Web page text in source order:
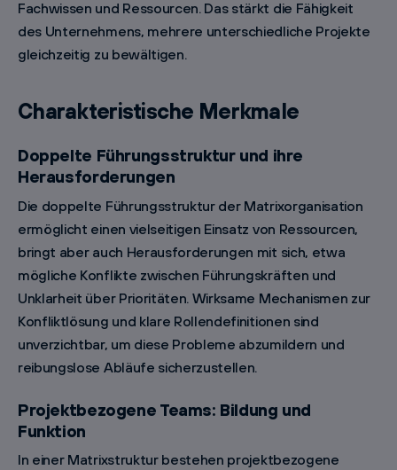
Fachwissen und Ressourcen. Das stärkt die Fähigkeit
des Unternehmens, mehrere unterschiedliche Projekte
gleichzeitig zu bewältigen.
Charakteristische Merkmale
Doppelte Führungsstruktur und ihre
Herausforderungen
Die doppelte Führungsstruktur der Matrixorganisation
ermöglicht einen vielseitigen Einsatz von Ressourcen,
bringt aber auch Herausforderungen mit sich, etwa
mögliche Konflikte zwischen Führungskräften und
Unklarheit über Prioritäten. Wirksame Mechanismen zur
Konfliktlösung und klare Rollendefinitionen sind
unverzichtbar, um diese Probleme abzumildern und
reibungslose Abläufe sicherzustellen.
Projektbezogene Teams: Bildung und
Funktion
In einer Matrixstruktur bestehen projektbezogene